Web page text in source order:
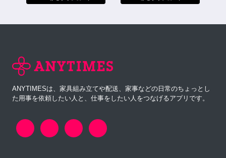
ANYTIMESは、家具組み立てや配送、家事などの日常のちょっとし
た用事を依頼したい人と、仕事をしたい人をつなげるアプリです。